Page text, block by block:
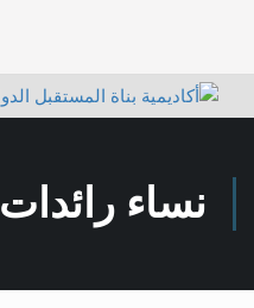
نساء رائدات